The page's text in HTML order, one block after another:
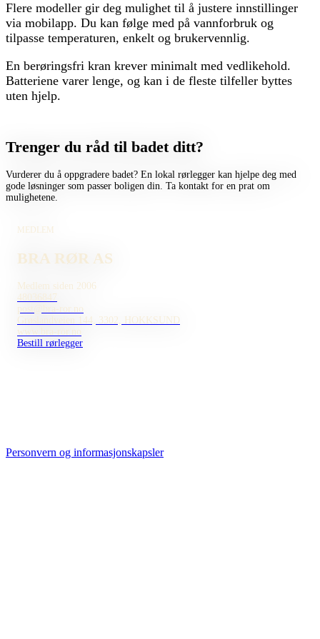
Flere modeller gir deg mulighet til å justere innstillinger
via mobilapp. Du kan følge med på vannforbruk og
tilpasse temperaturen, enkelt og brukervennlig.
En berøringsfri kran krever minimalt med vedlikehold.
Batteriene varer lenge, og kan i de fleste tilfeller byttes
uten hjelp.
Trenger du råd til badet ditt?
Vurderer du å oppgradere badet? En lokal rørlegger kan hjelpe deg med
gode løsninger som passer boligen din. Ta kontakt for en prat om
mulighetene.
MEDLEM
BRA RØR AS
Medlem siden 2006
48036847
post@bra-ror.no
Grøslandveien 144, 3302, HOKKSUND
www.bra-ror.no
Bestill rørlegger
Personvern og informasjonskapsler